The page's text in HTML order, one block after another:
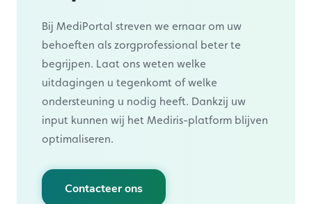
Bij MediPortal streven we ernaar om uw
behoeften als zorgprofessional beter te
begrijpen. Laat ons weten welke
uitdagingen u tegenkomt of welke
ondersteuning u nodig heeft. Dankzij uw
input kunnen wij het Mediris-platform blijven
optimaliseren.
Contacteer ons